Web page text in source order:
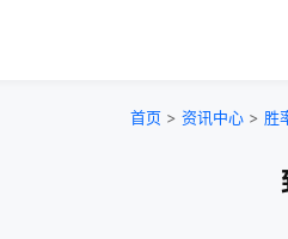
首页 > 资讯中心 > 胜